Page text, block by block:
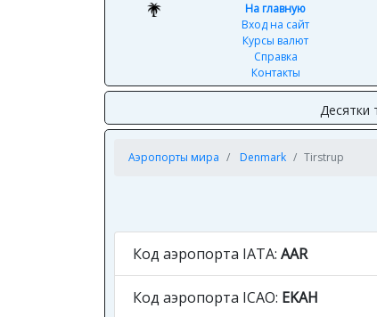
На главную
Вход на сайт
Курсы валют
Справка
Контакты
Десятки
Аэропорты мира Denmark Tirstrup
Код аэропорта IATA: AAR
Код аэропорта ICAO: EKAH